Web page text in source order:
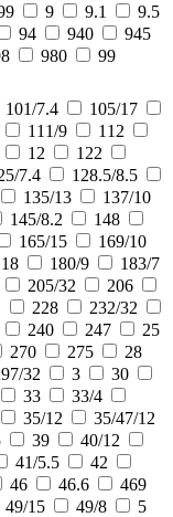
9 9.1
9.5
94 940
945
980
99
101/7.4
105/17
111/9
112
12
122
7.4
128.5/8.5
135/13
137/10
145/8.2
148
165/15
169/10
18 180/9
183/7
205/32
206
228
232/32
240 247
25
270 275
28
32 3
30
33
33/4
35/12
35/47/12
39
40/12
41/5.5
42
46 46.6
469
49/15 49/8
5